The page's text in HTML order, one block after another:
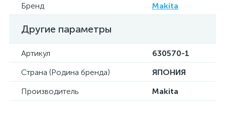
Бренд Makita
Другие параметры
Артикул
630570-1
Страна (Родина бренда)
ЯПОНИЯ
Производитель
Makita